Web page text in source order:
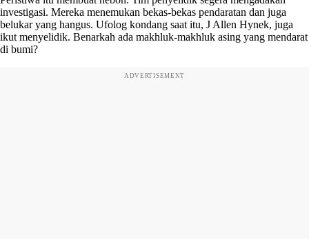
investigasi. Mereka menemukan bekas-bekas pendaratan dan juga
belukar yang hangus. Ufolog kondang saat itu, J Allen Hynek, juga
ikut menyelidik. Benarkah ada makhluk-makhluk asing yang mendarat
di bumi?
ADVERTISEMENT